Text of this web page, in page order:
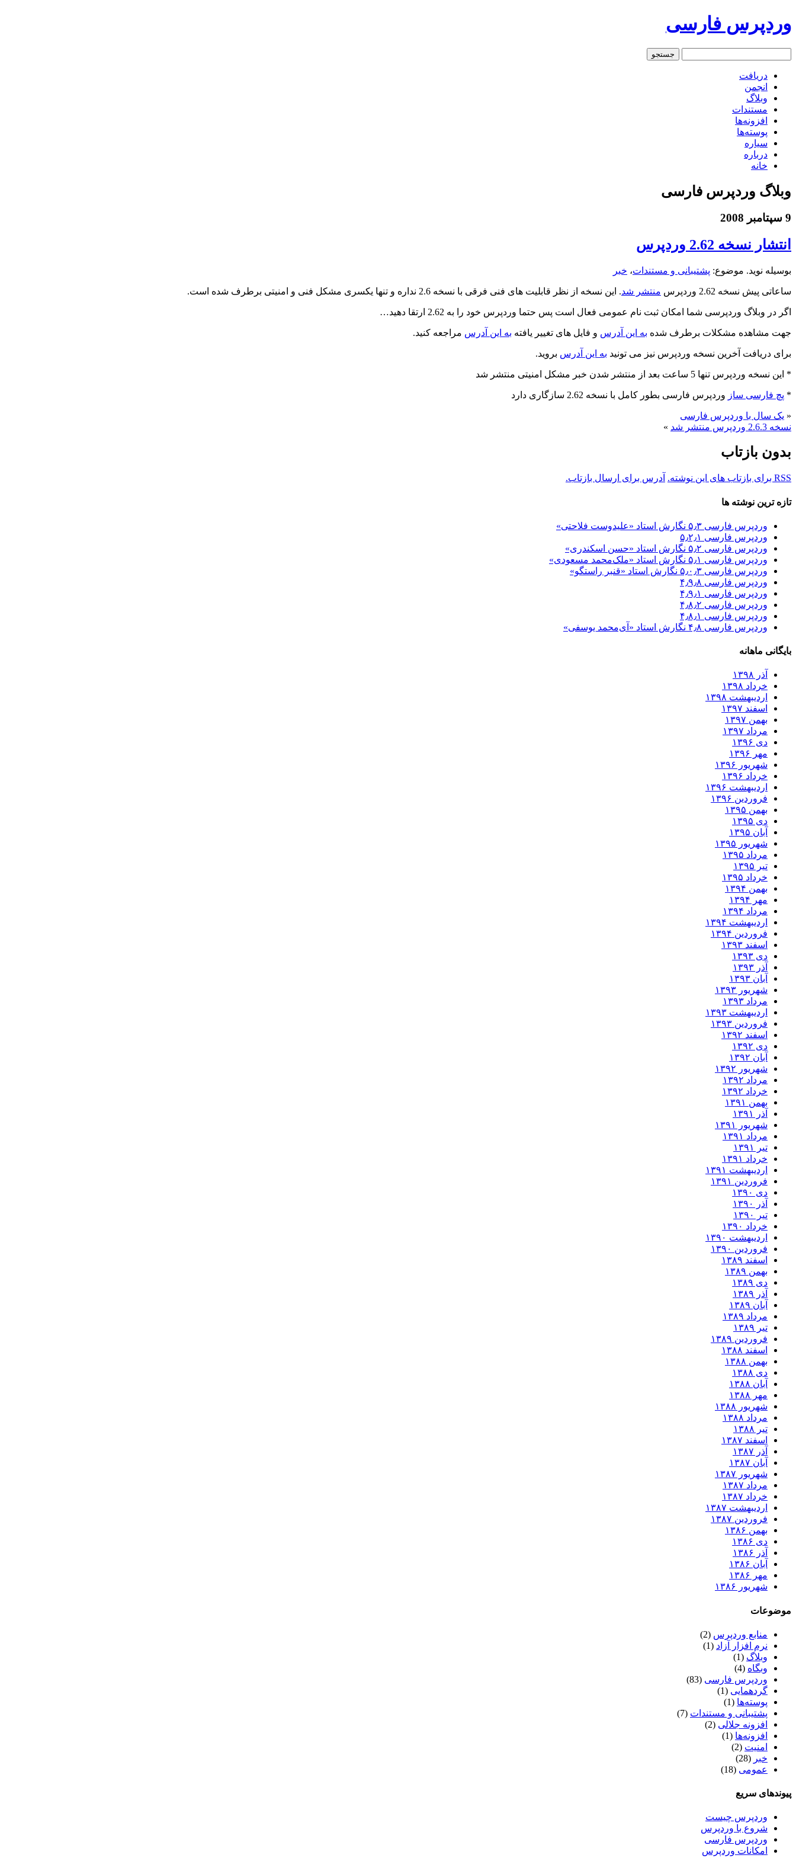
وردپرس فارسی
دریافت
انجمن
وبلاگ
مستندات
افزونه‌ها
پوسته‌ها
سیاره
درباره
خانه
وبلاگ وردپرس فارسی
9 سپتامبر 2008
انتشار نسخه 2.62 وردپرس
بوسیله نوید. موضوع: پشتیبانی و مستندات، خبر
ساعاتی پیش نسخه 2.62 وردپرس منتشر شد. این نسخه از نظر قابلیت های فنی فرقی با نسخه 2.6 نداره و تنها یکسری مشکل فنی و امنیتی برطرف شده است.
اگر در وبلاگ وردپرسی شما امکان ثبت نام عمومی فعال است پس حتما وردپرس خود را به 2.62 ارتقا دهید…
جهت مشاهده مشکلات برطرف شده به این آدرس و فایل های تغییر یافته به این آدرس مراجعه کنید.
برای دریافت آخرین نسخه وردپرس نیز می تونید به این آدرس بروید.
* این نسخه وردپرس تنها 5 ساعت بعد از منتشر شدن خبر مشکل امنیتی منتشر شد
* پچ فارسی ساز وردپرس فارسی بطور کامل با نسخه 2.62 سازگاری دارد
« یک سال با وردپرس فارسی
نسخه 2.6.3 وردپرس منتشر شد
»
بدون بازتاب
RSS برای بازتاب های این نوشته. آدرس برای ارسال بازتاب.
تازه ترین نوشته ها
وردپرس فارسی ۵٫۳ نگارش استاد «علیدوست فلاحتی»
وردپرس فارسی ۵٫۲٫۱
وردپرس فارسی ۵٫۲ نگارش استاد «حسن اسکندری»
وردپرس فارسی ۵٫۱ نگارش استاد «ملک‌محمد مسعودی»
وردپرس فارسی ۵٫۰٫۳ نگارش استاد «قنبر راستگو»
وردپرس فارسی ۴٫۹٫۸
وردپرس فارسی ۴٫۹٫۱
وردپرس فارسی ۴٫۸٫۲
وردپرس فارسی ۴٫۸٫۱
وردپرس فارسی ۴٫۸ نگارش استاد «آی‌محمد یوسفی»
بایگانی ماهانه
آذر ۱۳۹۸
خرداد ۱۳۹۸
اردیبهشت ۱۳۹۸
اسفند ۱۳۹۷
بهمن ۱۳۹۷
مرداد ۱۳۹۷
دی ۱۳۹۶
مهر ۱۳۹۶
شهریور ۱۳۹۶
خرداد ۱۳۹۶
اردیبهشت ۱۳۹۶
فروردین ۱۳۹۶
بهمن ۱۳۹۵
دی ۱۳۹۵
آبان ۱۳۹۵
شهریور ۱۳۹۵
مرداد ۱۳۹۵
تیر ۱۳۹۵
خرداد ۱۳۹۵
بهمن ۱۳۹۴
مهر ۱۳۹۴
مرداد ۱۳۹۴
اردیبهشت ۱۳۹۴
فروردین ۱۳۹۴
اسفند ۱۳۹۳
دی ۱۳۹۳
آذر ۱۳۹۳
آبان ۱۳۹۳
شهریور ۱۳۹۳
مرداد ۱۳۹۳
اردیبهشت ۱۳۹۳
فروردین ۱۳۹۳
اسفند ۱۳۹۲
دی ۱۳۹۲
آبان ۱۳۹۲
شهریور ۱۳۹۲
مرداد ۱۳۹۲
خرداد ۱۳۹۲
بهمن ۱۳۹۱
آذر ۱۳۹۱
شهریور ۱۳۹۱
مرداد ۱۳۹۱
تیر ۱۳۹۱
خرداد ۱۳۹۱
اردیبهشت ۱۳۹۱
فروردین ۱۳۹۱
دی ۱۳۹۰
آذر ۱۳۹۰
تیر ۱۳۹۰
خرداد ۱۳۹۰
اردیبهشت ۱۳۹۰
فروردین ۱۳۹۰
اسفند ۱۳۸۹
بهمن ۱۳۸۹
دی ۱۳۸۹
آذر ۱۳۸۹
آبان ۱۳۸۹
مرداد ۱۳۸۹
تیر ۱۳۸۹
فروردین ۱۳۸۹
اسفند ۱۳۸۸
بهمن ۱۳۸۸
دی ۱۳۸۸
آبان ۱۳۸۸
مهر ۱۳۸۸
شهریور ۱۳۸۸
مرداد ۱۳۸۸
تیر ۱۳۸۸
اسفند ۱۳۸۷
آذر ۱۳۸۷
آبان ۱۳۸۷
شهریور ۱۳۸۷
مرداد ۱۳۸۷
خرداد ۱۳۸۷
اردیبهشت ۱۳۸۷
فروردین ۱۳۸۷
بهمن ۱۳۸۶
دی ۱۳۸۶
آذر ۱۳۸۶
آبان ۱۳۸۶
مهر ۱۳۸۶
شهریور ۱۳۸۶
موضوعات
منابع وردپرس (2)
نرم افزار آزاد (1)
وبلاگ (1)
وبگاه (4)
وردپرس فارسی (83)
گردهمایی (1)
پوسته‌ها (1)
پشتیبانی و مستندات (7)
افزونه جلالی (2)
افزونه‌ها (1)
امنیت (2)
خبر (28)
عمومی (18)
پیوندهای سریع
وردپرس چیست
شروع با وردپرس
وردپرس فارسی
امکانات وردپرس